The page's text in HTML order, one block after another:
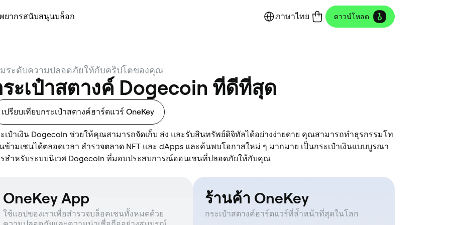
ยากรสนับสนุนบล็อก ภาษาไทย ดาวน์โหลด
มระดับความปลอดภัยให้กับคริปโตของคุณ
ะเป๋าสตางค์ Dogecoin ที่ดีที่สุด
เปรียบเทียบกระเป๋าสตางค์ฮาร์ดแวร์ OneKey
เป๋าเงิน Dogecoin ช่วยให้คุณสามารถจัดเก็บ ส่ง และรับสินทรัพย์ดิจิทัลได้อย่างง่ายดาย คุณสามารถทำธุรกรรมโท
ข้ามเชนได้ตลอดเวลา สำรวจตลาด NFT และ dApps และค้นพบโอกาสใหม่ ๆ มากมาย เป็นกระเป๋าเงินแบบบูรณา
สำหรับระบบนิเวศ Dogecoin ที่มอบประสบการณ์ออนเชนที่ปลอดภัยให้กับคุณ
OneKey App
ใช้แอปของเราเพื่อสำรวจบล็อคเชนทั้งหมดด้วย
ร้านค้า OneKey
กระเป๋าสตางค์ฮาร์ดแวร์ที่ล้ำหน้าที่สุดในโลก